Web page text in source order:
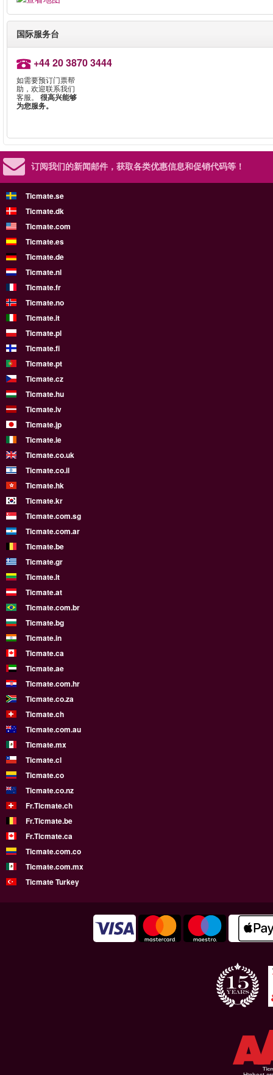
国际服务台
+44 20 3870 3444
如需要预订门票帮
助，欢迎联系我们
客服。 很高兴能够
为您服务。
订阅我们的新闻邮件， 获取各类优惠信息和促销代码等！
Ticmate.se
Ticmate.dk
Ticmate.com
Ticmate.es
Ticmate.de
Ticmate.nl
Ticmate.fr
Ticmate.no
Ticmate.it
Ticmate.pl
Ticmate.fi
Ticmate.pt
Ticmate.cz
Ticmate.hu
Ticmate.lv
Ticmate.jp
Ticmate.ie
Ticmate.co.uk
Ticmate.co.il
Ticmate.hk
Ticmate.kr
Ticmate.com.sg
Ticmate.com.ar
Ticmate.be
Ticmate.gr
Ticmate.lt
Ticmate.at
Ticmate.com.br
Ticmate.bg
Ticmate.in
Ticmate.ca
Ticmate.ae
Ticmate.com.hr
Ticmate.co.za
Ticmate.ch
Ticmate.com.au
Ticmate.mx
Ticmate.cl
Ticmate.co
Ticmate.co.nz
Fr.Ticmate.ch
Fr.Ticmate.be
Fr.Ticmate.ca
Ticmate.com.co
Ticmate.com.mx
Ticmate Turkey